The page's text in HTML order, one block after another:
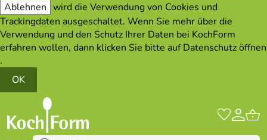
Ablehnen wird die Verwendung von Cookies und
Trackingdaten ausgeschaltet. Wenn Sie mehr über die
Verwendung und den Schutz Ihrer Daten bei KochForm
erfahren wollen, dann klicken Sie bitte aufDatenschutz öffnen
.
OK